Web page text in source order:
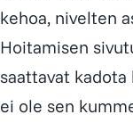
kehoa, nivelten
Hoitamisen
saattavat
ei ole sen